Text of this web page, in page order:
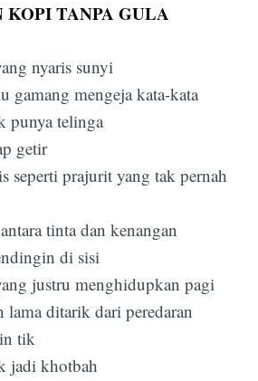
TANPA GULA
nyaris sunyi
gamang mengeja kata-kata
punya telinga
getir
seperti prajurit yang tak pernah
tinta dan kenangan
di sisi
justru menghidupkan pagi
lama ditarik dari peredaran
tik
jadi khotbah